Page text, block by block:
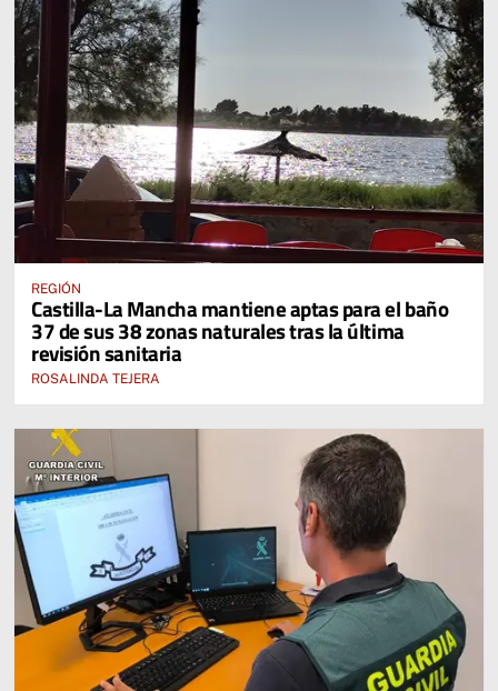
REGIÓN
Castilla-La Mancha mantiene aptas para el baño
37 de sus 38 zonas naturales tras la última
revisión sanitaria
ROSALINDA TEJERA